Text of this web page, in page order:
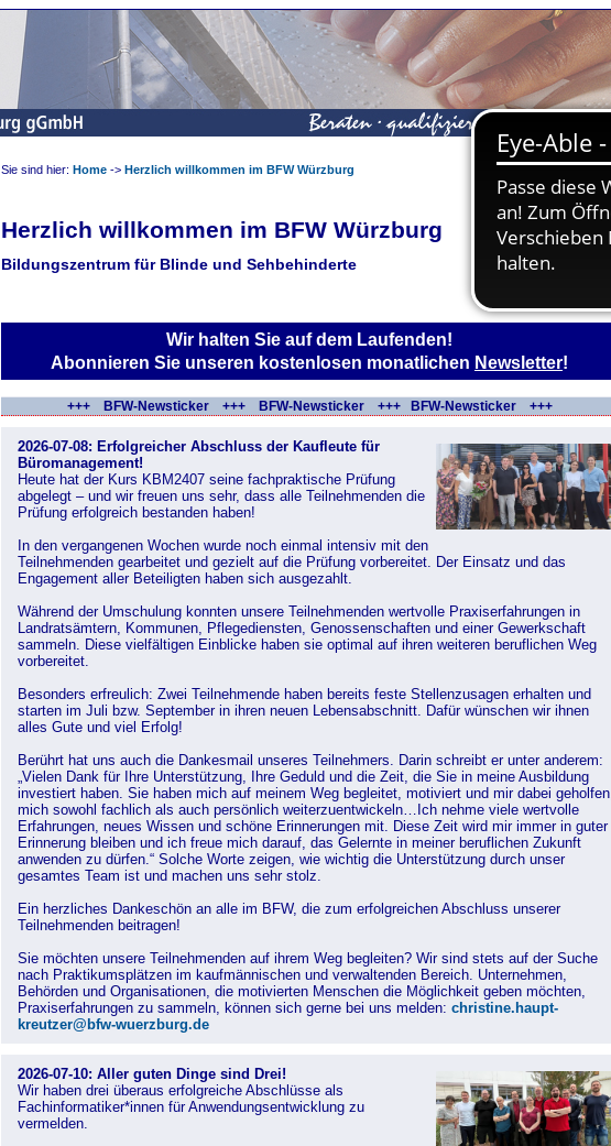
Sie sind hier: Home -> Herzlich willkommen im BFW Würzburg
Herzlich willkommen im BFW Würzburg
Bildungszentrum für Blinde und Sehbehinderte
Wir halten Sie auf dem Laufenden!
Abonnieren Sie unseren kostenlosen monatlichen Newsletter!
+++ BFW-Newsticker +++ BFW-Newsticker +++ BFW-Newsticker +++
2026-07-08: Erfolgreicher Abschluss der Kaufleute für
Büromanagement!
Heute hat der Kurs KBM2407 seine fachpraktische Prüfung
abgelegt – und wir freuen uns sehr, dass alle Teilnehmenden die
Prüfung erfolgreich bestanden haben!
In den vergangenen Wochen wurde noch einmal intensiv mit den
Teilnehmenden gearbeitet und gezielt auf die Prüfung vorbereitet. Der Einsatz und das
Engagement aller Beteiligten haben sich ausgezahlt.
Während der Umschulung konnten unsere Teilnehmenden wertvolle Praxiserfahrungen in
Landratsämtern, Kommunen, Pflegediensten, Genossenschaften und einer Gewerkschaft
sammeln. Diese vielfältigen Einblicke haben sie optimal auf ihren weiteren beruflichen Weg
vorbereitet.
Besonders erfreulich: Zwei Teilnehmende haben bereits feste Stellenzusagen erhalten und
starten im Juli bzw. September in ihren neuen Lebensabschnitt. Dafür wünschen wir ihnen
alles Gute und viel Erfolg!
Berührt hat uns auch die Dankesmail unseres Teilnehmers. Darin schreibt er unter anderem:
„Vielen Dank für Ihre Unterstützung, Ihre Geduld und die Zeit, die Sie in meine Ausbildung
investiert haben. Sie haben mich auf meinem Weg begleitet, motiviert und mir dabei geholfen,
mich sowohl fachlich als auch persönlich weiterzuentwickeln…Ich nehme viele wertvolle
Erfahrungen, neues Wissen und schöne Erinnerungen mit. Diese Zeit wird mir immer in guter
Erinnerung bleiben und ich freue mich darauf, das Gelernte in meiner beruflichen Zukunft
anwenden zu dürfen.“ Solche Worte zeigen, wie wichtig die Unterstützung durch unser
gesamtes Team ist und machen uns sehr stolz.
Ein herzliches Dankeschön an alle im BFW, die zum erfolgreichen Abschluss unserer
Teilnehmenden beitragen!
Sie möchten unsere Teilnehmenden auf ihrem Weg begleiten? Wir sind stets auf der Suche
nach Praktikumsplätzen im kaufmännischen und verwaltenden Bereich. Unternehmen,
Behörden und Organisationen, die motivierten Menschen die Möglichkeit geben möchten,
Praxiserfahrungen zu sammeln, können sich gerne bei uns melden: christine.haupt-
kreutzer@bfw-wuerzburg.de
2026-07-10: Aller guten Dinge sind Drei!
Wir haben drei überaus erfolgreiche Abschlüsse als
Fachinformatiker*innen für Anwendungsentwicklung zu
vermelden.